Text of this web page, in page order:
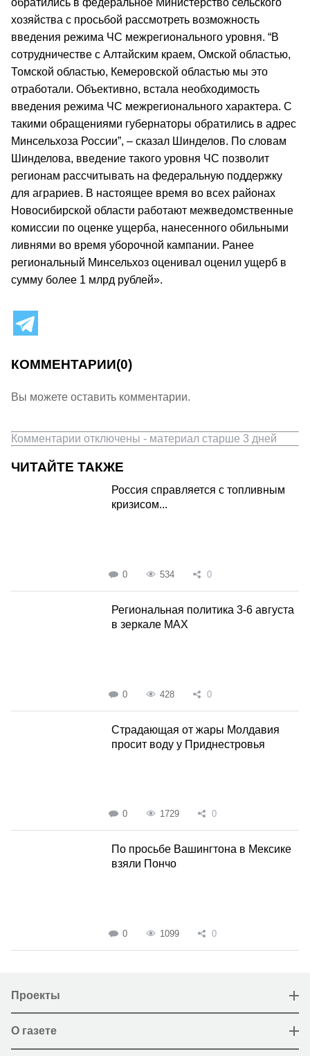
обратились в федеральное Министерство сельского
хозяйства с просьбой рассмотреть возможность
введения режима ЧС межрегионального уровня. “В
сотрудничестве с Алтайским краем, Омской областью,
Томской областью, Кемеровской областью мы это
отработали. Объективно, встала необходимость
введения режима ЧС межрегионального характера. С
такими обращениями губернаторы обратились в адрес
Минсельхоза России”, – сказал Шинделов. По словам
Шинделова, введение такого уровня ЧС позволит
регионам рассчитывать на федеральную поддержку
для аграриев. В настоящее время во всех районах
Новосибирской области работают межведомственные
комиссии по оценке ущерба, нанесенного обильными
ливнями во время уборочной кампании. Ранее
региональный Минсельхоз оценивал оценил ущерб в
сумму более 1 млрд рублей».
КОММЕНТАРИИ(0)
Вы можете оставить комментарии.
Комментарии отключены - материал старше 3 дней
ЧИТАЙТЕ ТАКЖЕ
Россия справляется с топливным
кризисом...
0 534 0
Региональная политика 3-6 августа
в зеркале MAX
0 428 0
Страдающая от жары Молдавия
просит воду у Приднестровья
0 1729 0
По просьбе Вашингтона в Мексике
взяли Пончо
0 1099 0
Проекты
О газете